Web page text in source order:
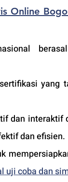
Online
yang
dan interaktif
dan efisien.
uji coba dan